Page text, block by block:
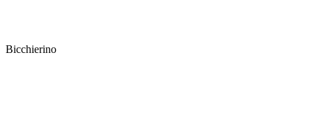
Bicchierino